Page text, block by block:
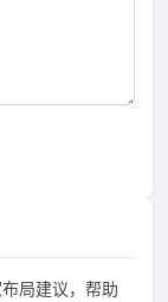
局建议，帮助